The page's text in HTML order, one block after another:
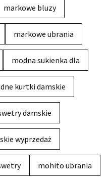
markowe bluzy
markowe ubrania
modna sukienka dla
kurtki damskie
damskie
wyprzedaż
mohito ubrania